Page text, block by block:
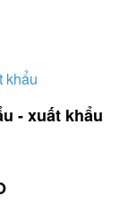
- xuất khẩu